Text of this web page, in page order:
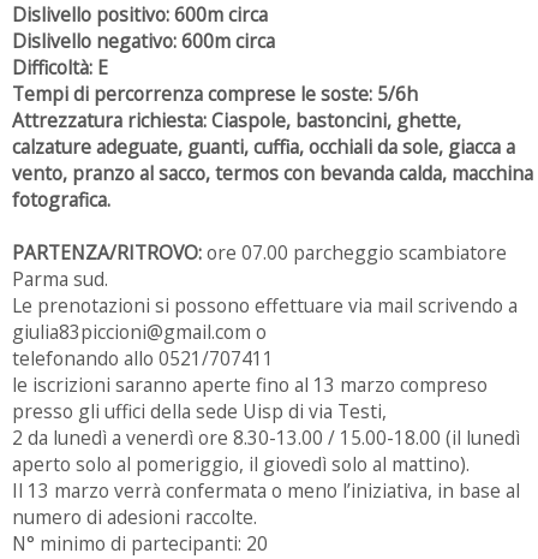
Dislivello positivo: 600m circa
Dislivello negativo: 600m circa
Difficoltà: E
Tempi di percorrenza comprese le soste: 5/6h
Attrezzatura richiesta: Ciaspole, bastoncini, ghette,
calzature adeguate, guanti, cuffia, occhiali da sole, giacca a
vento, pranzo al sacco, termos con bevanda calda, macchina
fotografica.
PARTENZA/RITROVO:ore 07.00 parcheggio scambiatore
Parma sud.
Le prenotazioni si possono effettuare via mail scrivendo a
giulia83piccioni@gmail.com o
telefonando allo 0521/707411
le iscrizioni saranno aperte fino al 13 marzo compreso
presso gli uffici della sede Uisp di via Testi,
2 da lunedì a venerdì ore 8.30-13.00 / 15.00-18.00 (il lunedì
aperto solo al pomeriggio, il giovedì solo al mattino).
Il 13 marzo verrà confermata o meno l’iniziativa, in base al
numero di adesioni raccolte.
N° minimo di partecipanti: 20